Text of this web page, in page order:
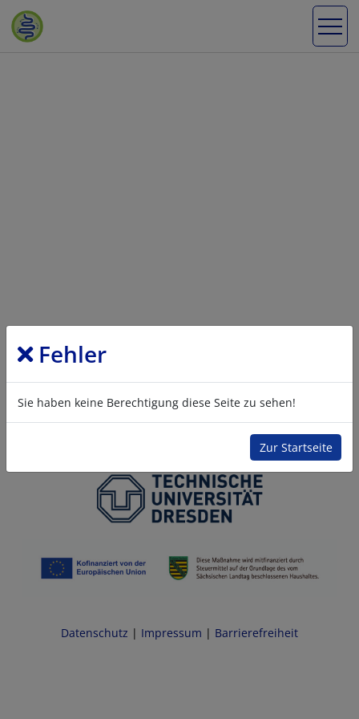
Fehler
Sie haben keine Berechtigung diese Seite zu sehen!
Zur Startseite
Datenschutz | Impressum | Barrierefreiheit